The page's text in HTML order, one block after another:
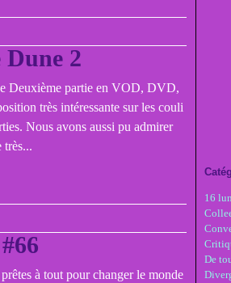
Dune 2
Deuxième partie en VOD, DVD,
très intéressante sur les couli
Nous avons aussi pu admirer
très...
à tout pour changer le monde
16
De